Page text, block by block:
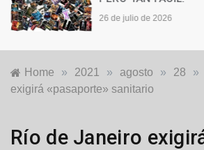
26 de julio de 2026
Home » 2021 » agosto » 28 »
exigirá «pasaporte» sanitario
Internacionales
Río de Janeiro